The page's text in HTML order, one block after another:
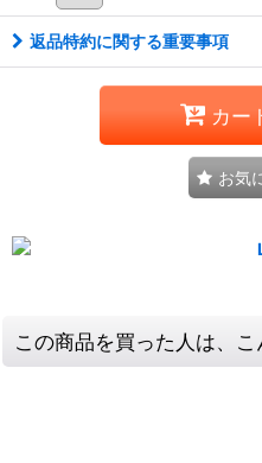
返品特約に関する重要事項
カー
お気
この商品を買った人は、